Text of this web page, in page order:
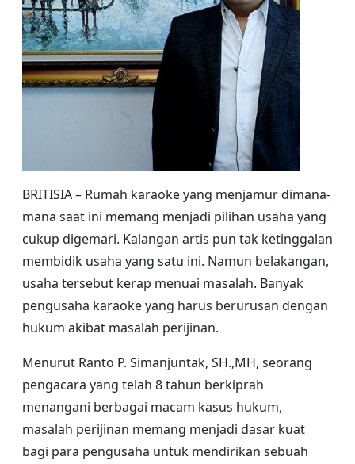
BRITISIA – Rumah karaoke yang menjamur dimana-
mana saat ini memang menjadi pilihan usaha yang
cukup digemari. Kalangan artis pun tak ketinggalan
membidik usaha yang satu ini. Namun belakangan,
usaha tersebut kerap menuai masalah. Banyak
pengusaha karaoke yang harus berurusan dengan
hukum akibat masalah perijinan.
Menurut Ranto P. Simanjuntak, SH.,MH, seorang
pengacara yang telah 8 tahun berkiprah
menangani berbagai macam kasus hukum,
masalah perijinan memang menjadi dasar kuat
bagi para pengusaha untuk mendirikan sebuah